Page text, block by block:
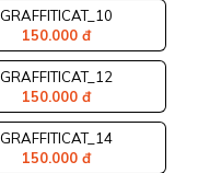
GRAFFITICAT_10
150.000 đ
GRAFFITICAT_12
150.000 đ
GRAFFITICAT_14
150.000 đ